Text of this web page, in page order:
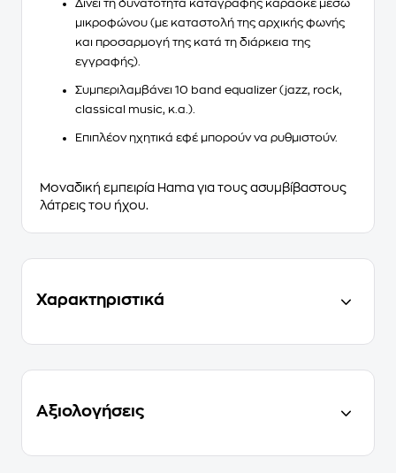
Δίνει τη δυνατότητα καταγραφής καραόκε μέσω
μικροφώνου (με καταστολή της αρχικής φωνής
και προσαρμογή της κατά τη διάρκεια της
εγγραφής).
Συμπεριλαμβάνει 10 band equalizer (jazz, rock,
classical music, κ.α.).
Επιπλέον ηχητικά εφέ μπορούν να ρυθμιστούν.
Μοναδική εμπειρία Hama για τους ασυμβίβαστους
λάτρεις του ήχου.
Χαρακτηριστικά
Αξιολογήσεις